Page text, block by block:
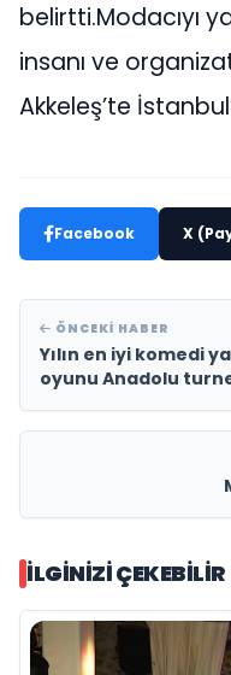
belirtti.Modacıyı
insanı ve
Akkeleş’te
Facebook X
ÖNCEKI HABER
Yılın en iyi komedi
oyunu Anadolu
İLGINIZI ÇEKEBILIR